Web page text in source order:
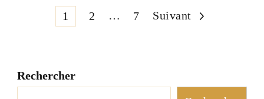
Pagination
Page
1 Page
2 … Page
7 Suivant
Rechercher